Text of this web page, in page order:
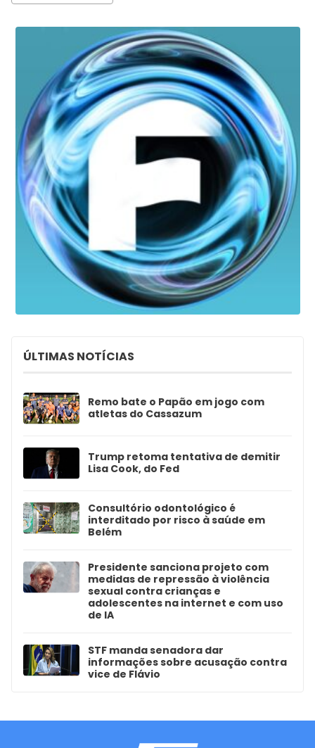
ÚLTIMAS NOTÍCIAS
Remo bate o Papão em jogo com
atletas do Cassazum
Trump retoma tentativa de demitir
Lisa Cook, do Fed
Consultório odontológico é
interditado por risco à saúde em
Belém
Presidente sanciona projeto com
medidas de repressão à violência
sexual contra crianças e
adolescentes na internet e com uso
de IA
STF manda senadora dar
informações sobre acusação contra
vice de Flávio